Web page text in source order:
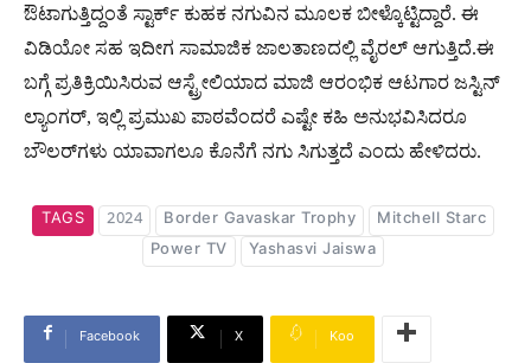
ಔಟಾಗುತ್ತಿದ್ದಂತೆ ಸ್ಟಾರ್ಕ್ ಕುಹಕ ನಗುವಿನ ಮೂಲಕ ಬೀಳ್ಕೊಟ್ಟಿದ್ದಾರೆ. ಈ
ವಿಡಿಯೋ ಸಹ ಇದೀಗ ಸಾಮಾಜಿಕ ಜಾಲತಾಣದಲ್ಲಿ ವೈರಲ್ ಆಗುತ್ತಿದೆ.ಈ
ಬಗ್ಗೆ ಪ್ರತಿಕ್ರಿಯಿಸಿರುವ ಆಸ್ಟ್ರೇಲಿಯಾದ ಮಾಜಿ ಆರಂಭಿಕ ಆಟಗಾರ ಜಸ್ಟಿನ್
ಲ್ಯಾಂಗರ್, ಇಲ್ಲಿ ಪ್ರಮುಖ ಪಾಠವೆಂದರೆ ಎಷ್ಟೇ ಕಹಿ ಅನುಭವಿಸಿದರೂ
ಬೌಲರ್‌ಗಳು ಯಾವಾಗಲೂ ಕೊನೆಗೆ ನಗು ಸಿಗುತ್ತದೆ ಎಂದು ಹೇಳಿದರು.
TAGS 2024 Border Gavaskar Trophy
Mitchell Starc
Power TV
Yashasvi Jaiswa
Facebook X Koo